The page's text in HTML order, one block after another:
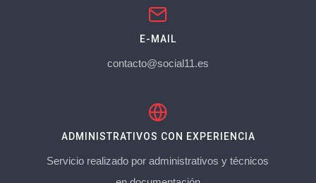
E-MAIL
contacto@social11.es
ADMINISTRATIVOS CON EXPERIENCIA
Servicio realizado por administrativos y técnicos